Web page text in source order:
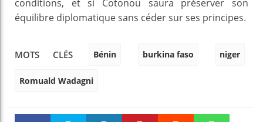
conditions, et si Cotonou saura préserver son
équilibre diplomatique sans céder sur ses principes.
MOTS CLÉS Bénin burkina faso niger
Romuald Wadagni